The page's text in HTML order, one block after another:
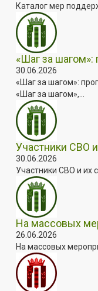
Каталог мер
«Шаг за шагом»:
30.06.2026
«Шаг за шагом»:
«Шаг за шагом»,...
Участники СВО
30.06.2026
Участники СВО и их
На массовых
26.06.2026
На массовых